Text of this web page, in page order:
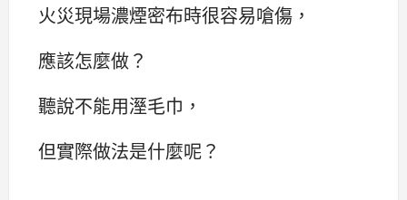
火災現場濃煙密布時很容易嗆傷，
應該怎麼做？
聽說不能用溼毛巾，
但實際做法是什麼呢？